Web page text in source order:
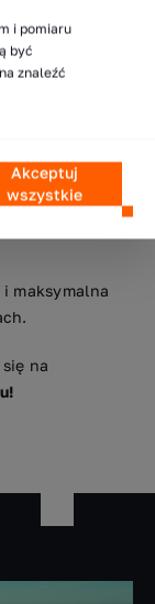
tak, żeby
na większych
maksymalna
na
i pomiaru
być
znaleźć
Akceptuj
wszystkie